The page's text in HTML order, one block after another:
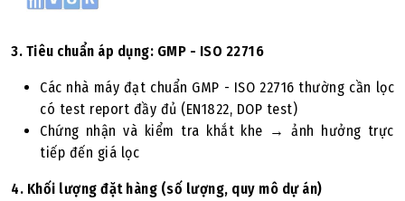
3. Tiêu chuẩn áp dụng: GMP - ISO 22716
Các nhà máy đạt chuẩn GMP - ISO 22716 thường cần lọc
có test report đầy đủ (EN1822, DOP test)
Chứng nhận và kiểm tra khắt khe → ảnh hưởng trực
tiếp đến giá lọc
4. Khối lượng đặt hàng (số lượng, quy mô dự án)